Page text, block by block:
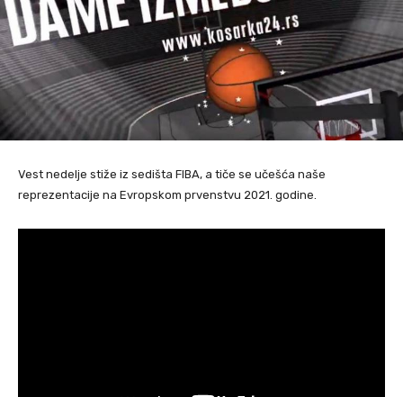
Vest nedelje stiže iz sedišta FIBA, a tiče se učešća naše
reprezentacije na Evropskom prvenstvu 2021. godine.